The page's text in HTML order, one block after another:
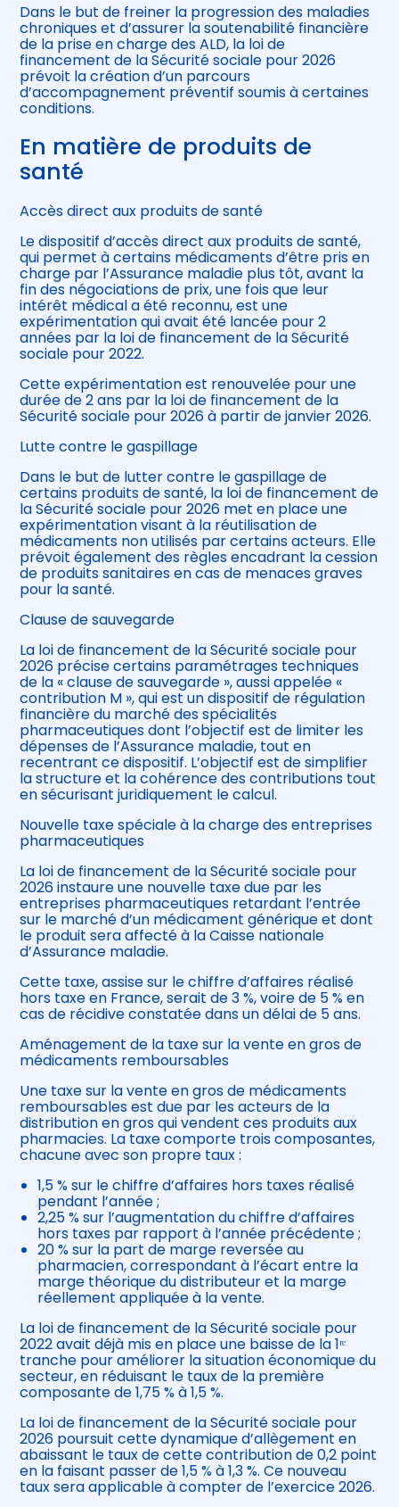
Dans le but de freiner la progression des maladies
chroniques et d’assurer la soutenabilité financière
de la prise en charge des ALD, la loi de
financement de la Sécurité sociale pour 2026
prévoit la création d’un parcours
d’accompagnement préventif soumis à certaines
conditions.
En matière de produits de
santé
Accès direct aux produits de santé
Le dispositif d’accès direct aux produits de santé,
qui permet à certains médicaments d’être pris en
charge par l’Assurance maladie plus tôt, avant la
fin des négociations de prix, une fois que leur
intérêt médical a été reconnu, est une
expérimentation qui avait été lancée pour 2
années par la loi de financement de la Sécurité
sociale pour 2022.
Cette expérimentation est renouvelée pour une
durée de 2 ans par la loi de financement de la
Sécurité sociale pour 2026 à partir de janvier 2026.
Lutte contre le gaspillage
Dans le but de lutter contre le gaspillage de
certains produits de santé, la loi de financement de
la Sécurité sociale pour 2026 met en place une
expérimentation visant à la réutilisation de
médicaments non utilisés par certains acteurs. Elle
prévoit également des règles encadrant la cession
de produits sanitaires en cas de menaces graves
pour la santé.
Clause de sauvegarde
La loi de financement de la Sécurité sociale pour
2026 précise certains paramétrages techniques
de la « clause de sauvegarde », aussi appelée «
contribution M », qui est un dispositif de régulation
financière du marché des spécialités
pharmaceutiques dont l’objectif est de limiter les
dépenses de l’Assurance maladie, tout en
recentrant ce dispositif. L’objectif est de simplifier
la structure et la cohérence des contributions tout
en sécurisant juridiquement le calcul.
Nouvelle taxe spéciale à la charge des entreprises
pharmaceutiques
La loi de financement de la Sécurité sociale pour
2026 instaure une nouvelle taxe due par les
entreprises pharmaceutiques retardant l’entrée
sur le marché d’un médicament générique et dont
le produit sera affecté à la Caisse nationale
d’Assurance maladie.
Cette taxe, assise sur le chiffre d’affaires réalisé
hors taxe en France, serait de 3 %, voire de 5 % en
cas de récidive constatée dans un délai de 5 ans.
Aménagement de la taxe sur la vente en gros de
médicaments remboursables
Une taxe sur la vente en gros de médicaments
remboursables est due par les acteurs de la
distribution en gros qui vendent ces produits aux
pharmacies. La taxe comporte trois composantes,
chacune avec son propre taux :
1,5 % sur le chiffre d’affaires hors taxes réalisé
pendant l’année ;
2,25 % sur l’augmentation du chiffre d’affaires
hors taxes par rapport à l’année précédente ;
20 % sur la part de marge reversée au
pharmacien, correspondant à l’écart entre la
marge théorique du distributeur et la marge
réellement appliquée à la vente.
La loi de financement de la Sécurité sociale pour
2022 avait déjà mis en place une baisse de la 1ʳᵉ
tranche pour améliorer la situation économique du
secteur, en réduisant le taux de la première
composante de 1,75 % à 1,5 %.
La loi de financement de la Sécurité sociale pour
2026 poursuit cette dynamique d’allègement en
abaissant le taux de cette contribution de 0,2 point
en la faisant passer de 1,5 % à 1,3 %. Ce nouveau
taux sera applicable à compter de l’exercice 2026.